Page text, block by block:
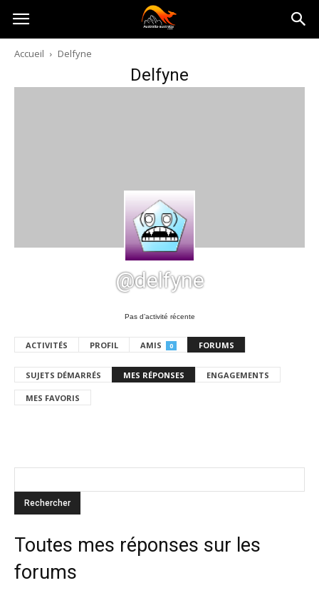
Australia-
australie.com
Accueil Delfyne
Delfyne
@delfyne
Pas d’activité récente
ACTIVITÉS PROFIL AMIS 0 FORUMS
SUJETS DÉMARRÉS MES RÉPONSES ENGAGEMENTS
MES FAVORIS
Toutes mes réponses sur les
forums